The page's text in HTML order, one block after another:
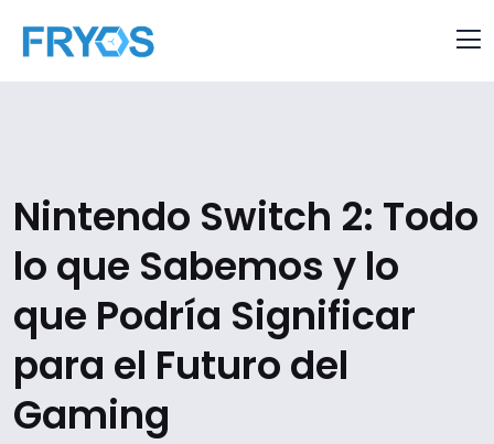
Nintendo Switch 2: Todo
lo que Sabemos y lo
que Podría Significar
para el Futuro del
Gaming